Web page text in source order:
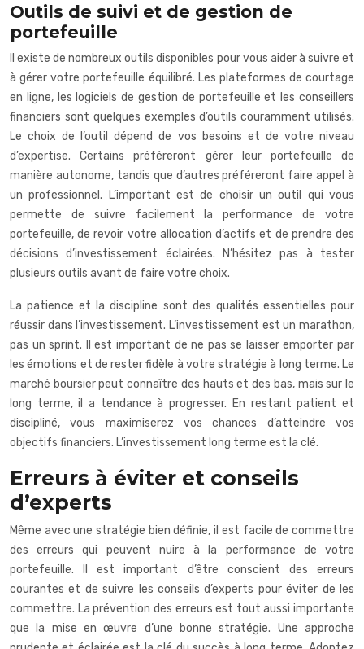
Outils de suivi et de gestion de
portefeuille
Il existe de nombreux outils disponibles pour vous aider à suivre et
à gérer votre portefeuille équilibré. Les plateformes de courtage
en ligne, les logiciels de gestion de portefeuille et les conseillers
financiers sont quelques exemples d’outils couramment utilisés.
Le choix de l’outil dépend de vos besoins et de votre niveau
d’expertise. Certains préféreront gérer leur portefeuille de
manière autonome, tandis que d’autres préféreront faire appel à
un professionnel. L’important est de choisir un outil qui vous
permette de suivre facilement la performance de votre
portefeuille, de revoir votre allocation d’actifs et de prendre des
décisions d’investissement éclairées. N’hésitez pas à tester
plusieurs outils avant de faire votre choix.
La patience et la discipline sont des qualités essentielles pour
réussir dans l’investissement. L’investissement est un marathon,
pas un sprint. Il est important de ne pas se laisser emporter par
les émotions et de rester fidèle à votre stratégie à long terme. Le
marché boursier peut connaître des hauts et des bas, mais sur le
long terme, il a tendance à progresser. En restant patient et
discipliné, vous maximiserez vos chances d’atteindre vos
objectifs financiers. L’investissement long terme est la clé.
Erreurs à éviter et conseils
d’experts
Même avec une stratégie bien définie, il est facile de commettre
des erreurs qui peuvent nuire à la performance de votre
portefeuille. Il est important d’être conscient des erreurs
courantes et de suivre les conseils d’experts pour éviter de les
commettre. La prévention des erreurs est tout aussi importante
que la mise en œuvre d’une bonne stratégie. Une approche